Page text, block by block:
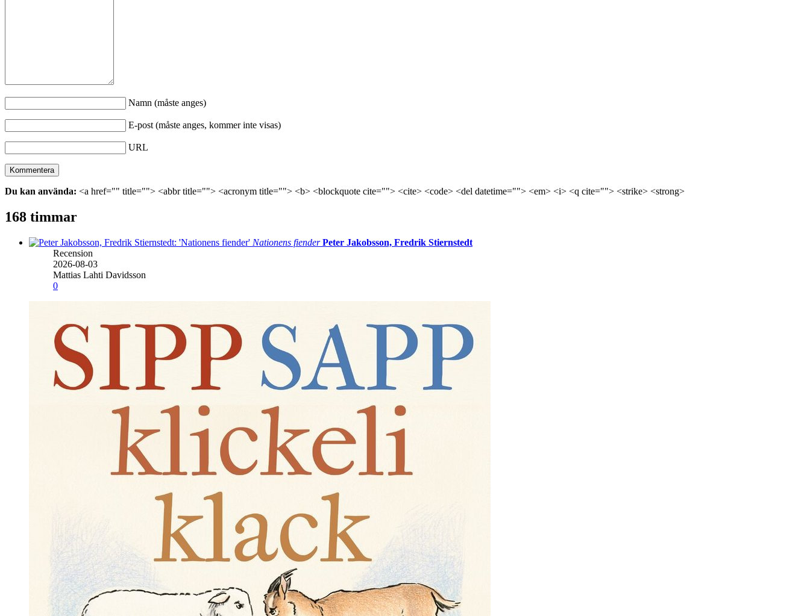
Namn (måste anges)
E-post (måste anges, kommer inte visas)
URL
Du kan använda: <a href="" title=""> <abbr title=""> <acronym title=""> <b> <blockquote cite=""> <cite> <code> <del datetime=""> <em> <i> <q cite=""> <strike> <strong>
168 timmar
Nationens fiender Peter Jakobsson, Fredrik Stiernstedt
Recension
2026-08-03
Mattias Lahti Davidsson
0